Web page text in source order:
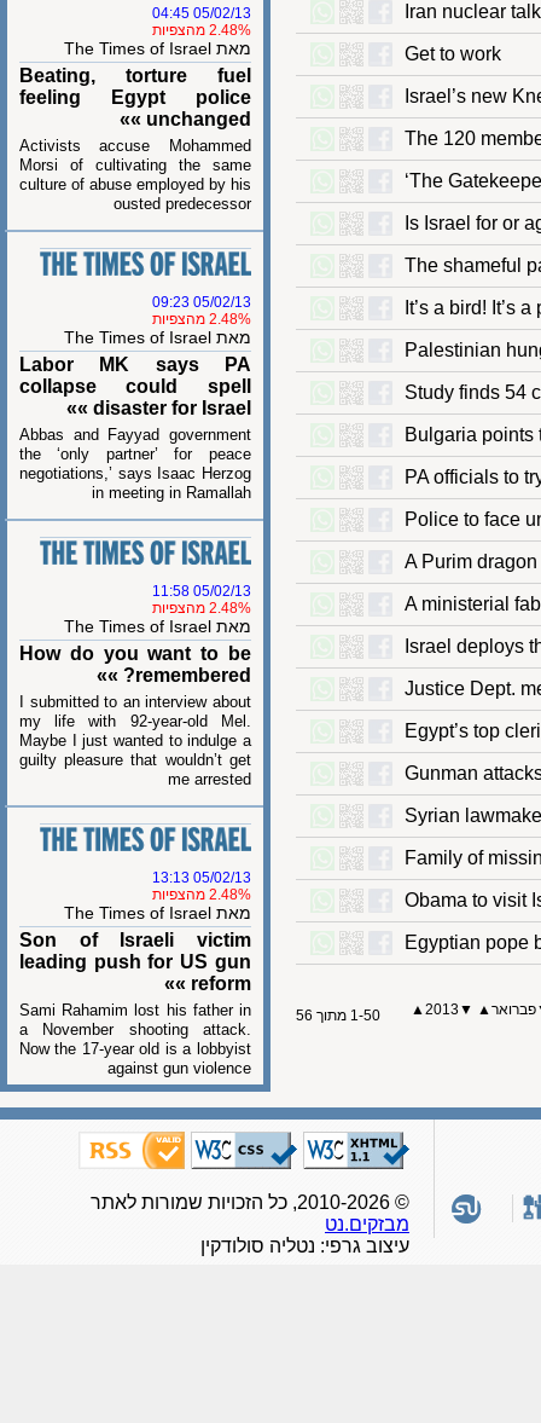
Iran nuclear
Get to work
Israel’s new
The 120
‘The
Is Israel for
The
It’s a bird!
Palestinian
Study finds
Bulgaria
PA officials
Police to
A Purim
A ministerial
Israel
Justice
Egypt’s top
Gunman
Syrian
Family of
Obama to
Egyptian
▲
▼
2013
▲ 1-50 מתוך 56
05/02/13 04:45
2.48% מהצפיות
מאת The Times of Israel
Beating, torture fuel
feeling Egypt police
unchanged »»
Activists accuse Mohammed
Morsi of cultivating the same
culture of abuse employed by his
ousted predecessor
05/02/13 09:23
2.48% מהצפיות
מאת The Times of Israel
Labor MK says PA
collapse could spell
disaster for Israel »»
Abbas and Fayyad government
the ‘only partner’ for peace
negotiations,’ says Isaac Herzog
in meeting in Ramallah
05/02/13 11:58
2.48% מהצפיות
מאת The Times of Israel
How do you want to be
remembered? »»
I submitted to an interview about
my life with 92-year-old Mel.
Maybe I just wanted to indulge a
guilty pleasure that wouldn’t get
me arrested
05/02/13 13:13
2.48% מהצפיות
מאת The Times of Israel
Son of Israeli victim
leading push for US gun
reform »»
Sami Rahamim lost his father in
a November shooting attack.
Now the 17-year old is a lobbyist
against gun violence
מבזקים.נט
עיצוב גרפי: נטליה סולודקין